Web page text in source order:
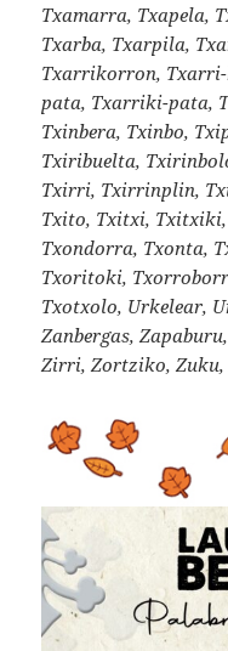
Txamarra, Txapela,
Txarba, Txarpila,
Txarrikorron,
pata, Txarriki-pata,
Txinbera, Txinbo,
Txiribuelta,
Txirri, Txirrinplin,
Txito, Txitxi,
Txondorra, Txonta,
Txoritoki,
Txotxolo, Urkelear,
Zanbergas,
Zirri, Zortziko,